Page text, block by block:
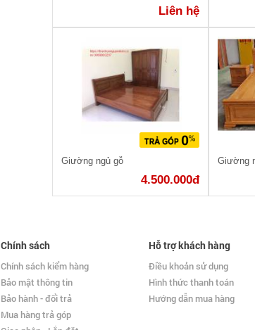
Liên hệ
Giường ngủ gỗ
4.500.000đ
Giường
Chính sách
Chính sách kiểm hàng
Bảo mật thông tin
Bảo hành - đổi trả
Mua hàng trả góp
Hỗ trợ khách hàng
Điều khoản sử dụng
Hình thức thanh toán
Hướng dẫn mua hàng